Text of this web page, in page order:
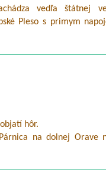
vedľa štátnej
Pleso s primym
hôr.
na dolnej Orave